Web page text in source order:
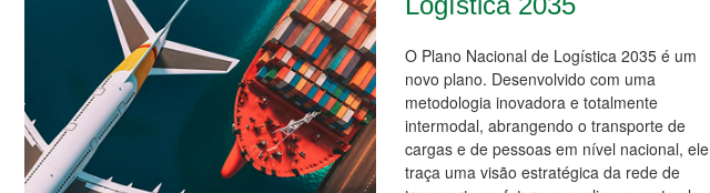
O Plano Nacional de Logística 2035 é um
novo plano. Desenvolvido com uma
metodologia inovadora e totalmente
intermodal, abrangendo o transporte de
cargas e de pessoas em nível nacional, ele
traça uma visão estratégica da rede de